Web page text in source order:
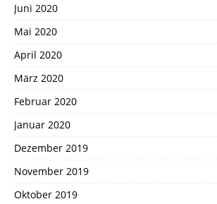
Juni 2020
Mai 2020
April 2020
März 2020
Februar 2020
Januar 2020
Dezember 2019
November 2019
Oktober 2019